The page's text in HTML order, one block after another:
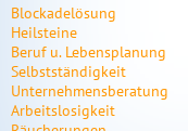
Blockadelösung
Heilsteine
Beruf u. Lebensplanung
Selbstständigkeit
Unternehmensberatung
Arbeitslosigkeit